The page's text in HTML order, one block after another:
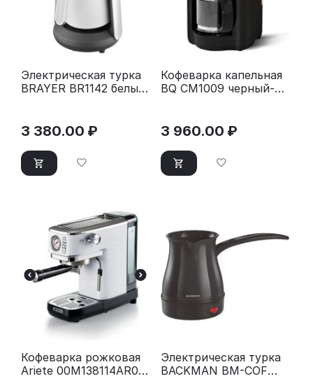
Электрическая турка
BRAYER BR1142 белый/
3 380.00 ₽
Кофеварка капельная
BQ CM1009 черный-
3 960.00 ₽
Кофеварка рожковая
Ariete 00M138114AR0
Электрическая турка
BACKMAN BM-COF